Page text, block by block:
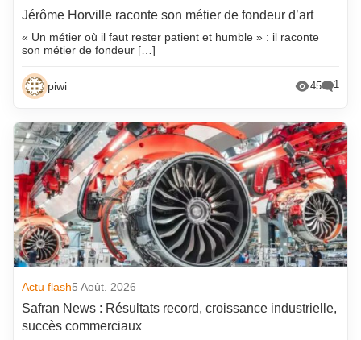
Jérôme Horville raconte son métier de fondeur d’art
« Un métier où il faut rester patient et humble » : il raconte
son métier de fondeur […]
piwi 45 1
Actu flash5 Août. 2026
Safran News : Résultats record, croissance industrielle,
succès commerciaux